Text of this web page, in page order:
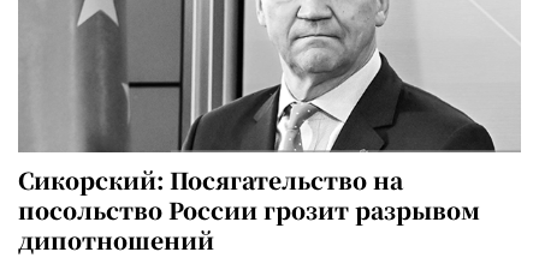
Сикорский: Посягательство на
посольство России грозит разрывом
дипотношений